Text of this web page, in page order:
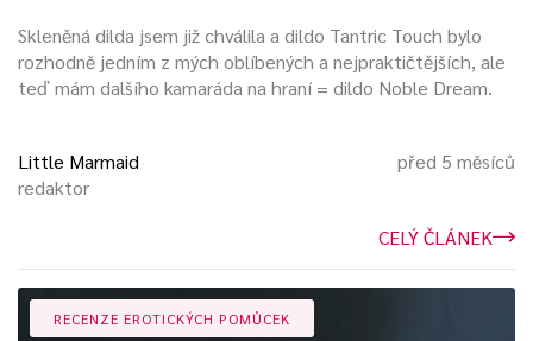
Skleněná dilda jsem již chválila a dildo Tantric Touch bylo
rozhodně jedním z mých oblíbených a nejpraktičtějších, ale
teď mám dalšího kamaráda na hraní = dildo Noble Dream.
Little Marmaid
redaktor
před 5 měsíců
CELÝ ČLÁNEK
RECENZE EROTICKÝCH POMŮCEK